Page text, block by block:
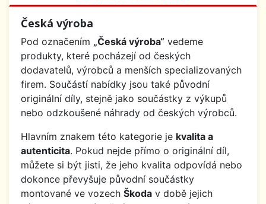
Česká výroba
Pod označením „Česká výroba“ vedeme
produkty, které pocházejí od českých
dodavatelů, výrobců a menších specializovaných
firem. Součástí nabídky jsou také původní
originální díly, stejně jako součástky z výkupů
nebo odzkoušené náhrady od českých výrobců.
Hlavním znakem této kategorie je kvalita a
autenticita. Pokud nejde přímo o originální díl,
můžete si být jisti, že jeho kvalita odpovídá nebo
dokonce převyšuje původní součástky
montované ve vozech Škoda v době jejich